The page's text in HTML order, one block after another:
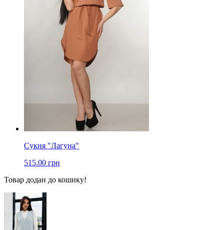
Сукня "Лагуна"
515.00 грн
Товар додан до кошику!